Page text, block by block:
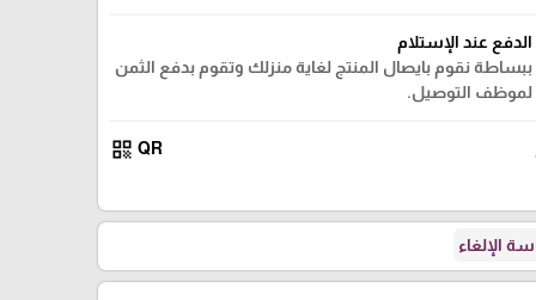
الدفع عند الإستلام
ببساطة نقوم بايصال المنتج لغاية منزلك وتقوم بدفع الثمن
لموظف التوصيل.
QR
qr_code
الإلغاء